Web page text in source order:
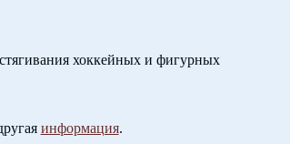
хоккейных и фигурных
информация.